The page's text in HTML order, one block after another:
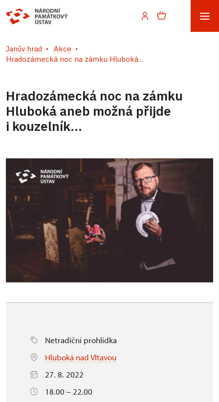
Janův hrad
Akce
Hradozámecká noc na zámku Hluboká...
Hradozámecká noc na zámku
Hluboká aneb možná přijde
i kouzelník...
Netradiční prohlídka
Hluboká nad Vltavou
27. 8. 2022
18.00 – 22.00